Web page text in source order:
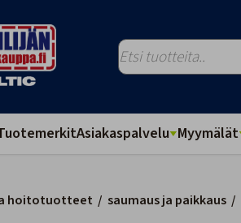
Asiakaspalvelu Myymälät
hoitotuotteet / saumaus ja paikkaus /